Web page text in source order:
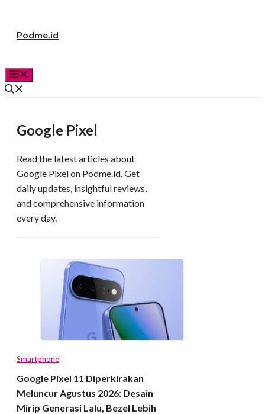
Podme.id
Google Pixel
Read the latest articles about
Google Pixel on Podme.id. Get
daily updates, insightful reviews,
and comprehensive information
every day.
Smartphone
Google Pixel 11 Diperkirakan
Meluncur Agustus 2026: Desain
Mirip Generasi Lalu, Bezel Lebih